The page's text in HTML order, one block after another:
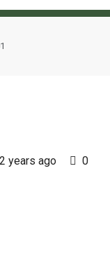
2 years ago 0